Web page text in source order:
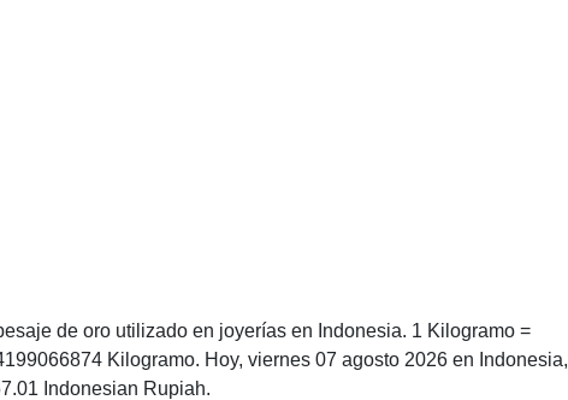
de oro utilizado en joyerías en Indonesia. 1 Kilogramo =
Kilogramo. Hoy, viernes 07 agosto 2026 en Indonesia,
Indonesian Rupiah.